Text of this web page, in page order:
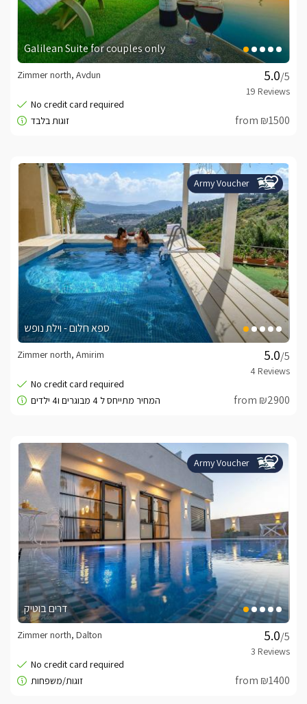
Galilean Suite for couples only
/5
Zimmer north, Avdun
from ₪1500
Army Voucher
ספא חלום - וילת נופש
/5
Zimmer north, Amirim
from ₪2900
Army Voucher
דרים בוטיק
/5
Zimmer north, Dalton
from ₪1400